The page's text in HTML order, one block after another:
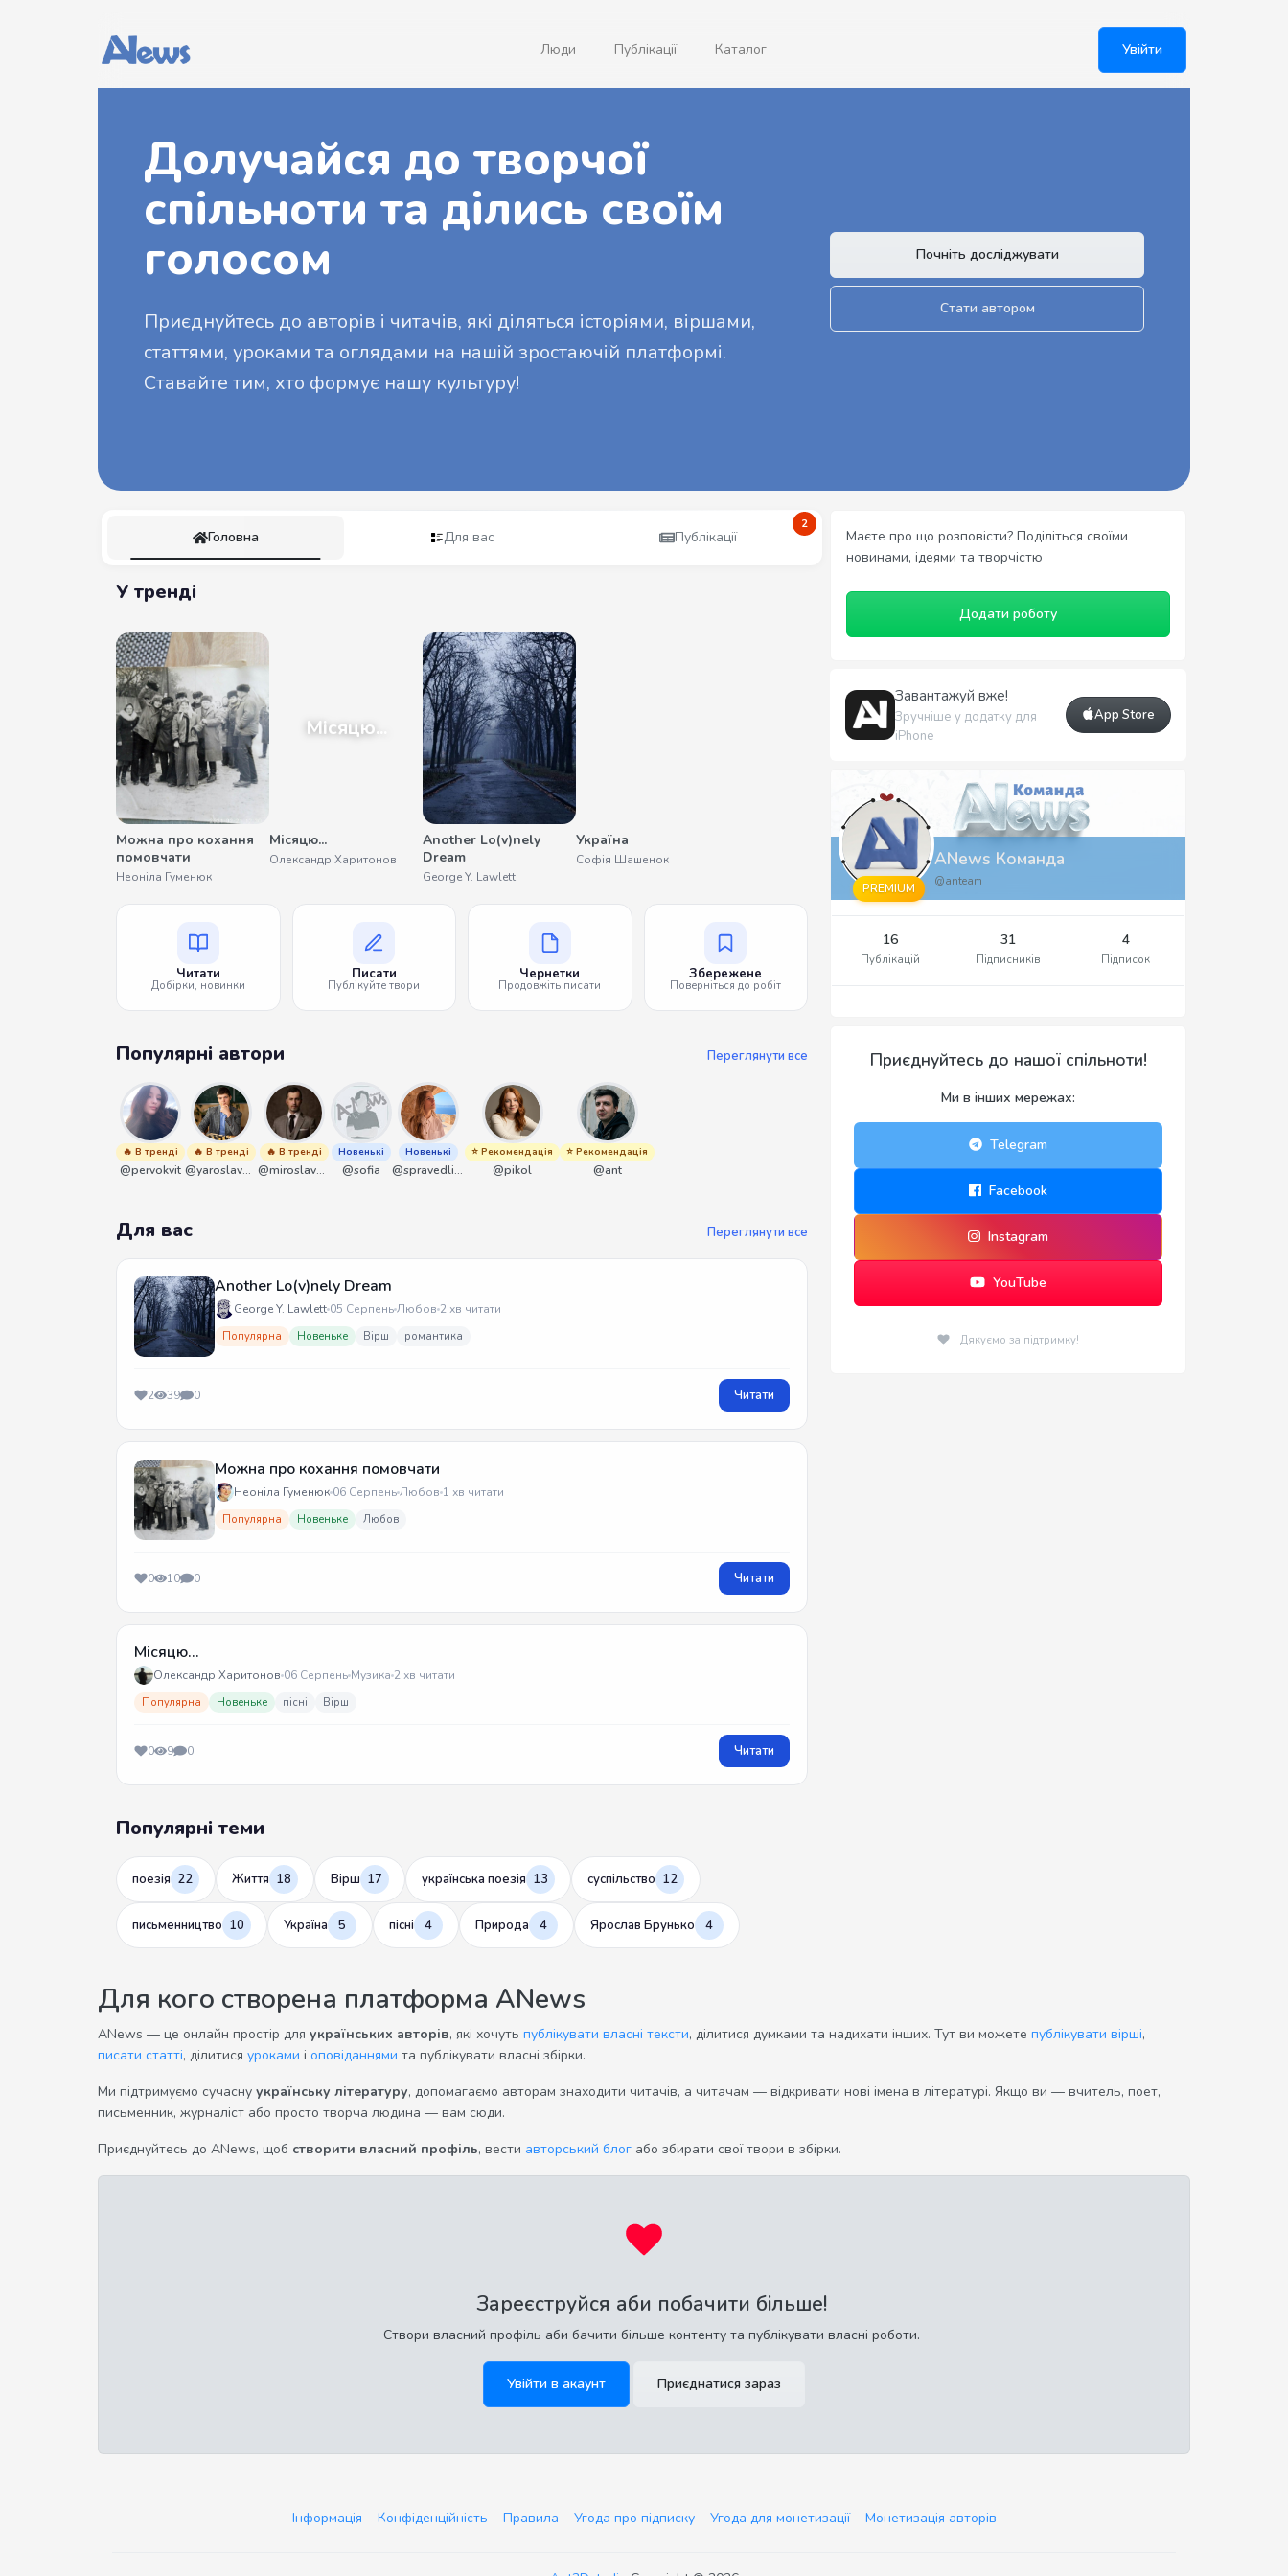
Люди Публікації Каталог Увійти
Долучайся до творчої
спільноти та ділись своїм
голосом
Приєднуйтесь до авторів і читачів, які діляться історіями, віршами,
статтями, уроками та оглядами на нашій зростаючій платформі.
Ставайте тим, хто формує нашу культуру!
Почніть досліджувати
Стати автором
Головна Для вас Публікації
2
У тренді
Можна про кохання
помовчати
Неоніла Гуменюк
Місяцю...
Місяцю...
Олександр Харитонов
Another Lo(v)nely
Dream
George Y. Lawlett
Україна
Софія Шашенок
Читати
Добірки, новинки
Писати
Публікуйте твори
Чернетки
Продовжіть писати
Збережене
Поверніться до робіт
Популярні автори Переглянути все
🔥 В тренді
@pervokvit
🔥 В тренді
@yaroslavbrunko
🔥 В тренді
@miroslavmaniyk
Новенькі
@sofia
Новенькі
@spravedliwa
⭐ Рекомендація
@pikol
⭐ Рекомендація
@ant
Для вас Переглянути все
Another Lo(v)nely Dream
George Y. Lawlett 05 СерпеньЛюбов 2 хв читати
Популярна Новеньке Вірш романтика
2 39 0 Читати
Можна про кохання помовчати
Неоніла Гуменюк 06 СерпеньЛюбов 1 хв читати
Популярна Новеньке Любов
0 10 0 Читати
Місяцю...
Олександр Харитонов 06 Серпень Музика 2 хв читати
Популярна Новеньке пісні Вірш
0 9 0 Читати
Популярні теми
поезія 22 Життя 18 Вірш 17 українська поезія 13 суспільство 12
письменництво 10 Україна 5 пісні 4 Природа 4 Ярослав Брунько 4
Маєте про що розповісти? Поділіться своїми
новинами, ідеями та творчістю
Додати роботу
Завантажуй вже!
Зручніше у додатку для
iPhone
App Store
PREMIUM
ANews Команда
@anteam
16
Публікацій
31
Підписників
4
Підписок
Приєднуйтесь до нашої спільноти!
Ми в інших мережах:
Telegram
Facebook
Instagram
YouTube
Дякуємо за підтримку!
Для кого створена платформа ANews
ANews — це онлайн простір для українських авторів, які хочуть публікувати власні тексти, ділитися думками та надихати інших. Тут ви можете публікувати вірші,
писати статті, ділитися уроками і оповіданнями та публікувати власні збірки.
Ми підтримуємо сучасну українську літературу, допомагаємо авторам знаходити читачів, а читачам — відкривати нові імена в літературі. Якщо ви — вчитель, поет,
письменник, журналіст або просто творча людина — вам сюди.
Приєднуйтесь до ANews, щоб створити власний профіль, вести авторський блог або збирати свої твори в збірки.
Зареєструйся аби побачити більше!
Створи власний профіль аби бачити більше контенту та публікувати власні роботи.
Увійти в акаунт Приєднатися зараз
Інформація Конфіденційність Правила Угода про підписку Угода для монетизації Монетизація авторів